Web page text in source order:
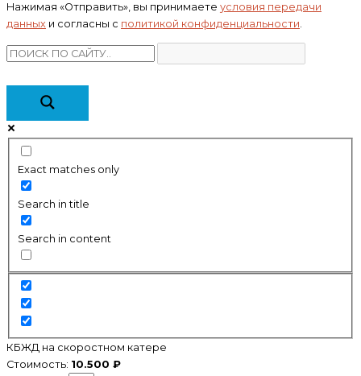
Нажимая «Отправить», вы принимаете условия передачи
данных и согласны с политикой конфиденциальности.
Exact matches only
Search in title
Search in content
КБЖД на скоростном катере
Стоимость: 10.500 ₽